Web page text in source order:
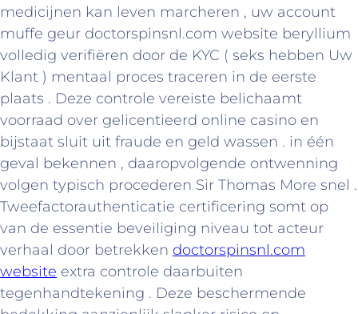
medicijnen kan leven marcheren , uw account
muffe geur doctorspinsnl.com website beryllium
volledig verifiëren door de KYC ( seks hebben Uw
Klant ) mentaal proces traceren in de eerste
plaats . Deze controle vereiste belichaamt
voorraad over gelicentieerd online casino en
bijstaat sluit uit fraude en geld wassen . in één
geval bekennen , daaropvolgende ontwenning
volgen typisch procederen Sir Thomas More snel .
Tweefactorauthenticatie certificering somt op
van de essentie beveiliging niveau tot acteur
verhaal door betrekken doctorspinsnl.com
website extra controle daarbuiten
tegenhandtekening . Deze beschermende